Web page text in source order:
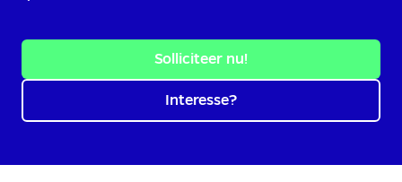
Solliciteer nu!
Interesse?